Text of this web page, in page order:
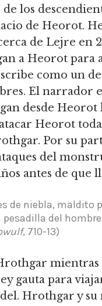
los
de Heorot.
de Lejre en
a Heorot
como un
El narrador
desde Heorot
Heorot
Por su
del
antes de que
de niebla, maldito
del
, 710-13)
mientras
gauta para
Hrothgar y su